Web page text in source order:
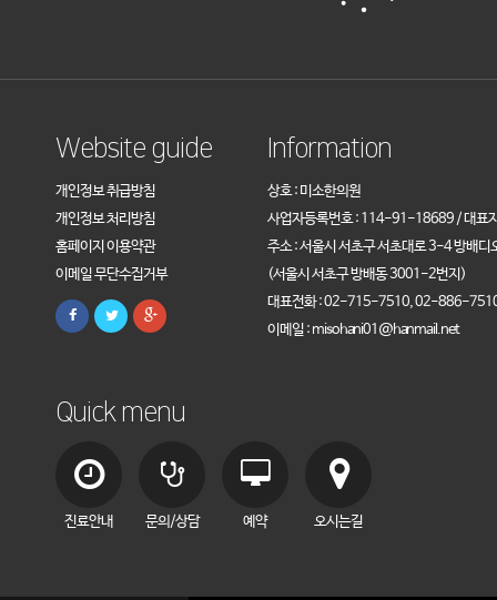
Website guide
개인정보 취급방침
개인정보 처리방침
홈페이지 이용약관
이메일 무단수집거부
Information
상호 : 미소한의원
사업자등록번호 : 114-91-18689 / 대표
주소 : 서울시 서초구 서초대로 3-4 방배
(서울시 서초구 방배동 3001-2번지)
대표전화 : 02-715-7510, 02-886-
이메일 : misohani01@hanmail.net
Quick menu
진료안내 문의/상담 예약 오시는길